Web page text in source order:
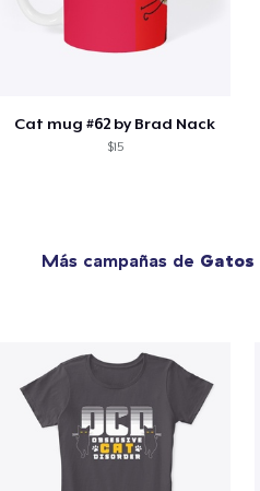
Cat mug #62 by Brad Nack
$15
Más campañas de Gatos